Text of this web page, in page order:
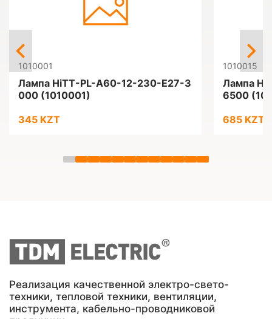
1010001
Лампа HiTT-PL-A60-12-230-E27-3
000 (1010001)
345 KZT
1010015
Лампа
6500
685 KZT
Реализация качественной электро-свето-
техники, тепловой техники, вентиляции,
инструмента, кабельно-проводниковой